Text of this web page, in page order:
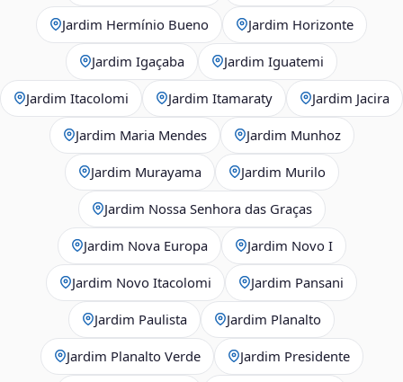
Jardim Hermínio Bueno Jardim Horizonte
Jardim Igaçaba Jardim Iguatemi
Jardim Itacolomi Jardim Itamaraty Jardim Jacira
Jardim Maria Mendes Jardim Munhoz
Jardim Murayama Jardim Murilo
Jardim Nossa Senhora das Graças
Jardim Nova Europa Jardim Novo I
Jardim Novo Itacolomi Jardim Pansani
Jardim Paulista Jardim Planalto
Jardim Planalto Verde Jardim Presidente